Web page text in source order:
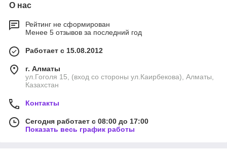
О нас
Рейтинг не сформирован
Менее 5 отзывов за последний год
Работает с 15.08.2012
г. Алматы
ул.Гоголя 15, (вход со стороны ул.Каирбекова), Алматы,
Казахстан
Контакты
Сегодня работает с 08:00 до 17:00
Показать весь график работы